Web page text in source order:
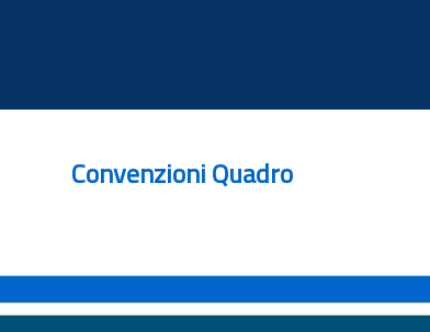
Convenzioni Quadro